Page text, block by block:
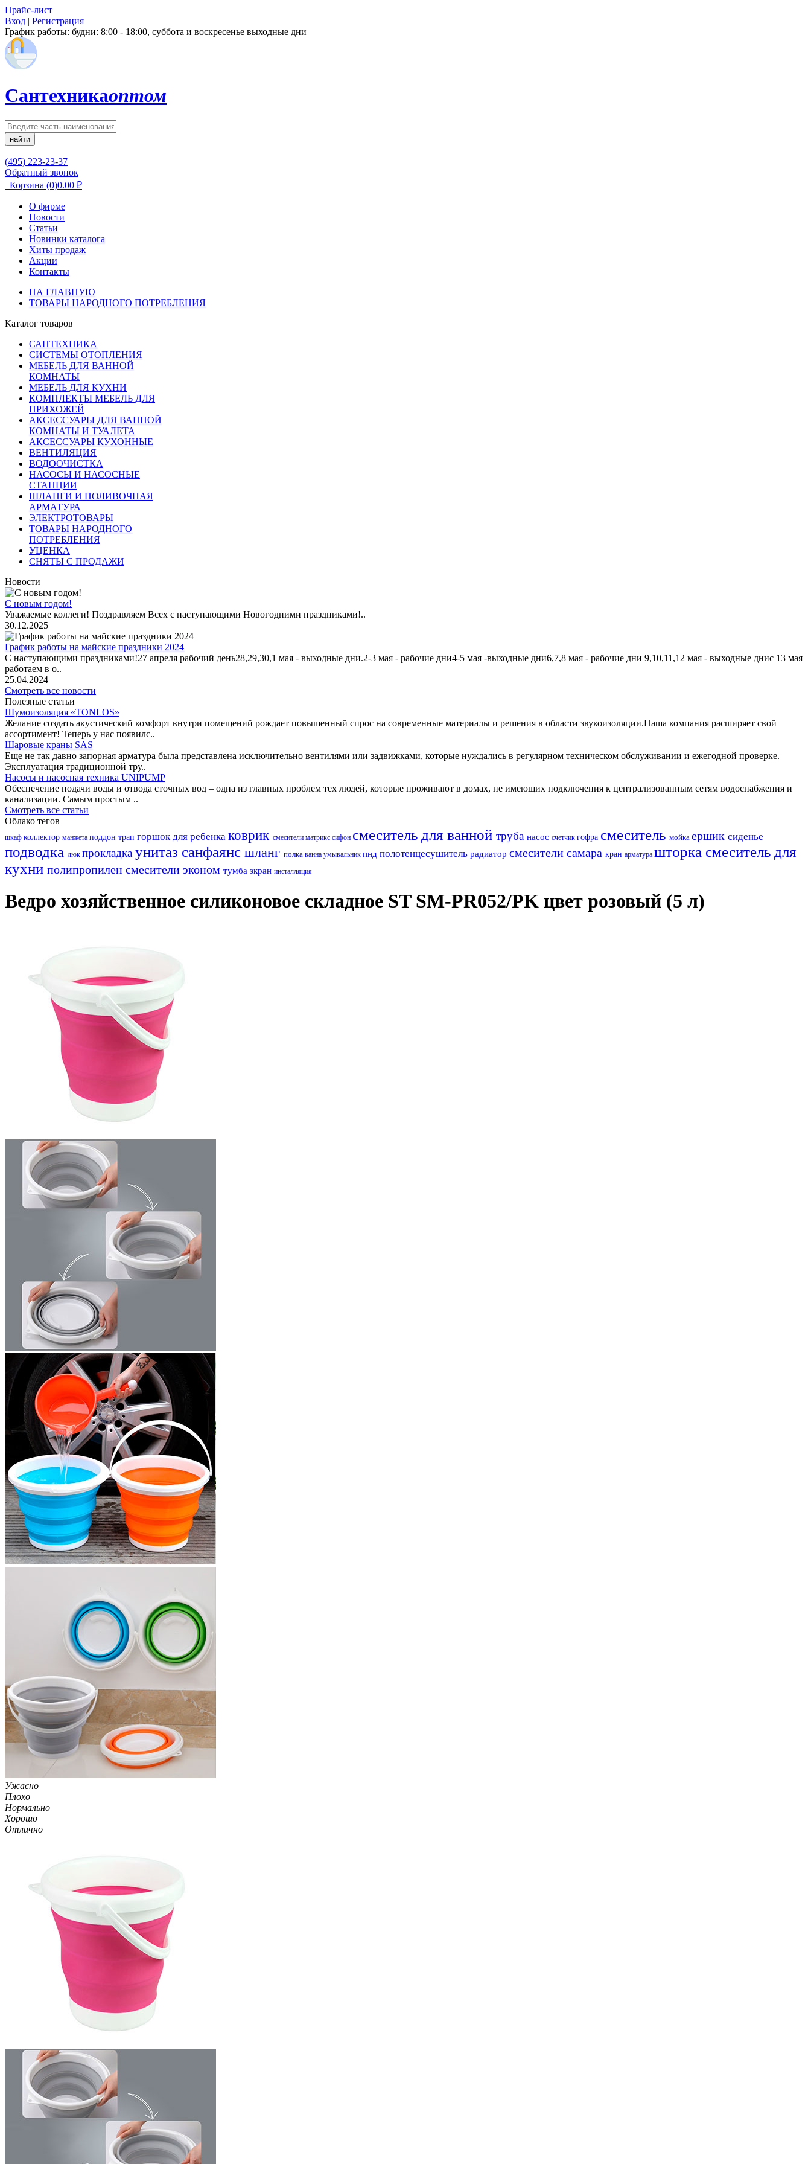
Прайс-лист
Вход | Регистрация
График работы: будни: 8:00 - 18:00, суббота и воскресенье выходные дни
Сантехникаоптом
найти
(495) 223-23-37
Обратный звонок
Корзина (0)0.00 ₽
О фирме
Новости
Статьи
Новинки каталога
Хиты продаж
Акции
Контакты
НА ГЛАВНУЮ
ТОВАРЫ НАРОДНОГО ПОТРЕБЛЕНИЯ
Каталог товаров
САНТЕХНИКА
СИСТЕМЫ ОТОПЛЕНИЯ
МЕБЕЛЬ ДЛЯ ВАННОЙ
КОМНАТЫ
МЕБЕЛЬ ДЛЯ КУХНИ
КОМПЛЕКТЫ МЕБЕЛЬ ДЛЯ
ПРИХОЖЕЙ
АКСЕССУАРЫ ДЛЯ ВАННОЙ
КОМНАТЫ И ТУАЛЕТА
АКСЕССУАРЫ КУХОННЫЕ
ВЕНТИЛЯЦИЯ
ВОДООЧИСТКА
НАСОСЫ И НАСОСНЫЕ
СТАНЦИИ
ШЛАНГИ И ПОЛИВОЧНАЯ
АРМАТУРА
ЭЛЕКТРОТОВАРЫ
ТОВАРЫ НАРОДНОГО
ПОТРЕБЛЕНИЯ
УЦЕНКА
СНЯТЫ С ПРОДАЖИ
Новости
С новым годом!
Уважаемые коллеги! Поздравляем Всех с наступающими Новогодними праздниками!..
30.12.2025
График работы на майские праздники 2024
С наступающими праздниками!27 апреля рабочий день28,29,30,1 мая - выходные дни.2-3 мая - рабочие дни4-5 мая -выходные дни6,7,8 мая - рабочие дни 9,10,11,12 мая - выходные днис 13 мая
работаем в о..
25.04.2024
Смотреть все новости
Полезные статьи
Шумоизоляция «TONLOS»
Желание создать акустический комфорт внутри помещений рождает повышенный спрос на современные материалы и решения в области звукоизоляции.Наша компания расширяет свой
ассортимент! Теперь у нас появилс..
Шаровые краны SAS
Еще не так давно запорная арматура была представлена исключительно вентилями или задвижками, которые нуждались в регулярном техническом обслуживании и ежегодной проверке.
Эксплуатация традиционной тру..
Насосы и насосная техника UNIPUMP
Обеспечение подачи воды и отвода сточных вод – одна из главных проблем тех людей, которые проживают в домах, не имеющих подключения к централизованным сетям водоснабжения и
канализации. Самым простым ..
Смотреть все статьи
Облако тегов
шкаф коллектор манжета поддон трап горшок для ребенка коврик смесители матрикс сифон смеситель для ванной труба насос счетчик гофра смеситель мойка ершик сиденье
подводка люк прокладка унитаз санфаянс шланг полка ванна умывальник пнд полотенцесушитель радиатор смесители самара кран арматура шторка смеситель для
кухни полипропилен смесители эконом тумба экран инсталляция
Ведро хозяйственное силиконовое складное ST SM-PR052/PK цвет розовый (5 л)
Ужасно
Плохо
Нормально
Хорошо
Отлично